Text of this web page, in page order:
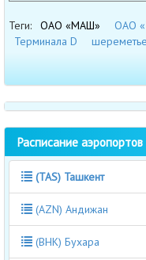
Теги: ОАО «МАШ» ОАО
Терминала D
Расписание аэропортов
(TAS) Ташкент
(AZN) Андижан
(BHK) Бухара